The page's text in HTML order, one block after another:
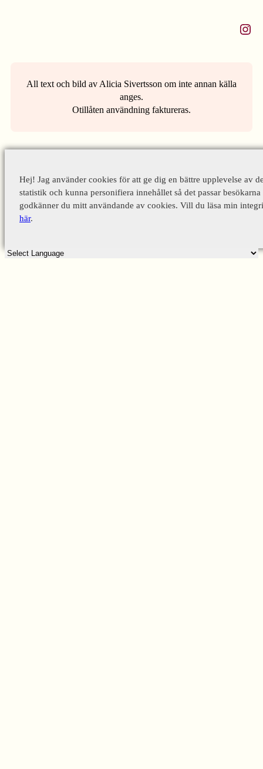
Instagram
All text och bild av Alicia Sivertsson om inte annan källa
anges.
Otillåten användning faktureras.
Hej! Jag använder cookies för att ge dig en bättre upplevelse av
statistik och kunna personifiera innehållet så det passar
godkänner du mitt användande av cookies. Vill du läsa min
här.